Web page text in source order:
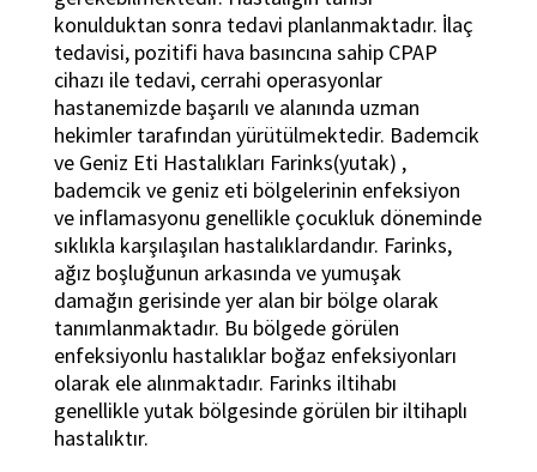
konulduktan sonra tedavi planlanmaktadır. İlaç
tedavisi, pozitifi hava basıncına sahip CPAP
cihazı ile tedavi, cerrahi operasyonlar
hastanemizde başarılı ve alanında uzman
hekimler tarafından yürütülmektedir. Bademcik
ve Geniz Eti Hastalıkları Farinks(yutak) ,
bademcik ve geniz eti bölgelerinin enfeksiyon
ve inflamasyonu genellikle çocukluk döneminde
sıklıkla karşılaşılan hastalıklardandır. Farinks,
ağız boşluğunun arkasında ve yumuşak
damağın gerisinde yer alan bir bölge olarak
tanımlanmaktadır. Bu bölgede görülen
enfeksiyonlu hastalıklar boğaz enfeksiyonları
olarak ele alınmaktadır. Farinks iltihabı
genellikle yutak bölgesinde görülen bir iltihaplı
hastalıktır.